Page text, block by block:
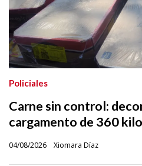
Carne sin control:
cargamento de 360
Xiomara Díaz
Policiales
04/08/2026